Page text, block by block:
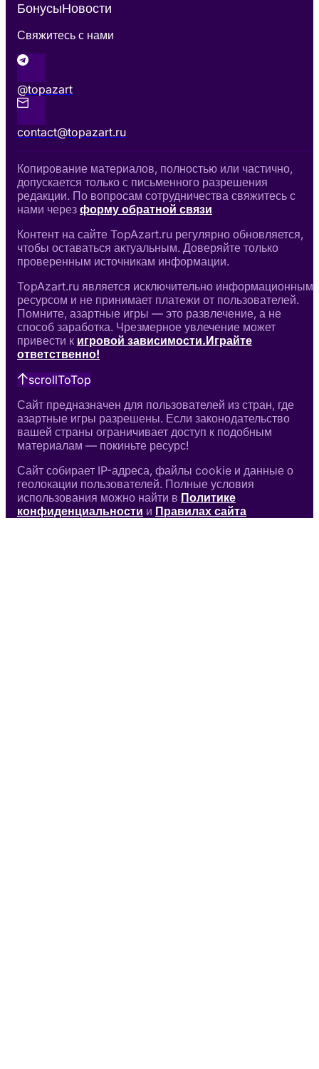
БонусыНовости
Свяжитесь с нами
@topazart
contact@topazart.ru
Копирование материалов, полностью или частично,
допускается только с письменного разрешения
редакции. По вопросам сотрудничества свяжитесь с
нами через форму обратной связи
Контент на сайте TopAzart.ru регулярно обновляется,
чтобы оставаться актуальным. Доверяйте только
проверенным источникам информации.
TopAzart.ru является исключительно информационным
ресурсом и не принимает платежи от пользователей.
Помните, азартные игры — это развлечение, а не
способ заработка. Чрезмерное увлечение может
привести к игровой зависимости.Играйте
ответственно!
scrollToTop
Сайт предназначен для пользователей из стран, где
азартные игры разрешены. Если законодательство
вашей страны ограничивает доступ к подобным
материалам — покиньте ресурс!
Сайт собирает IP-адреса, файлы cookie и данные о
геолокации пользователей. Полные условия
использования можно найти в Политике
конфиденциальности и Правилах сайта